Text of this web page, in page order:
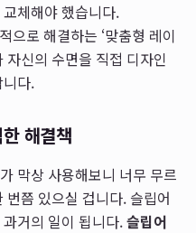
체해야 했습니다.
으로 해결하는 ‘맞춤형 레이
자신의 수면을 직접 디자인
다.
해결책
막상 사용해보니 너무 무르
쯤 있으실 겁니다. 슬립어
거의 일이 됩니다.슬립어